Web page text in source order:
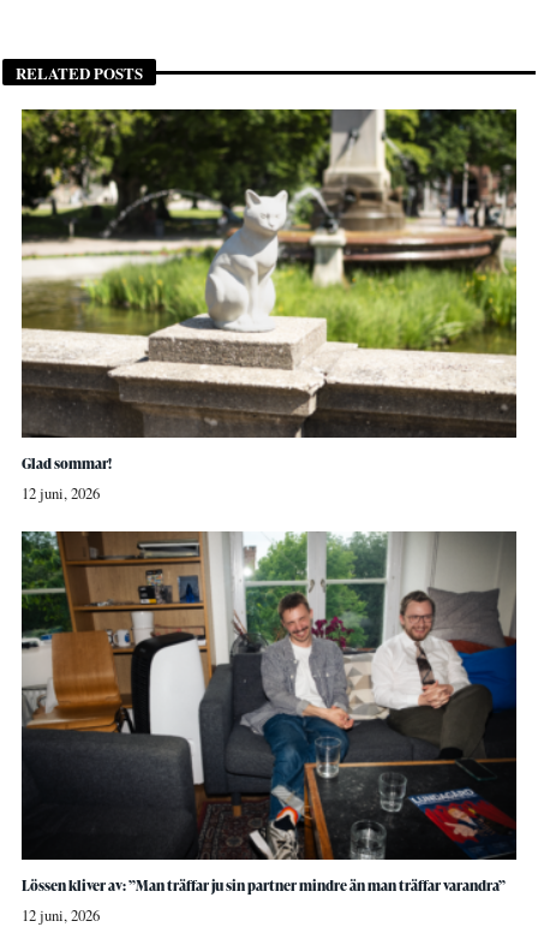
RELATED POSTS
Glad sommar!
12 juni, 2026
Lössen kliver av: ”Man träffar ju sin partner mindre än man träffar varandra”
12 juni, 2026